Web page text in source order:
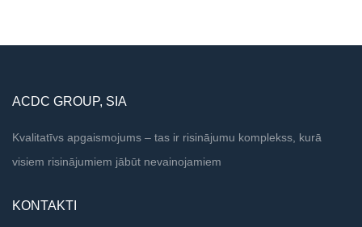
ACDC GROUP, SIA
Kvalitatīvs apgaismojums – tas ir risinājumu komplekss, kurā
visiem risinājumiem jābūt nevainojamiem
KONTAKTI